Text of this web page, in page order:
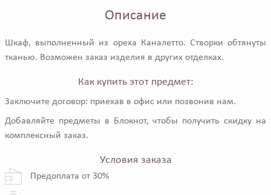
Описание
Шкаф, выполненный из ореха Каналетто. Створки обтянуты
тканью. Возможен заказ изделия в других отделках.
Как купить этот предмет:
Заключите договор: приехав в офис или позвонив нам.
Добавляйте предметы в Блокнот, чтобы получить скидку на
комплексный заказ.
Условия заказа
Предоплата от 30%